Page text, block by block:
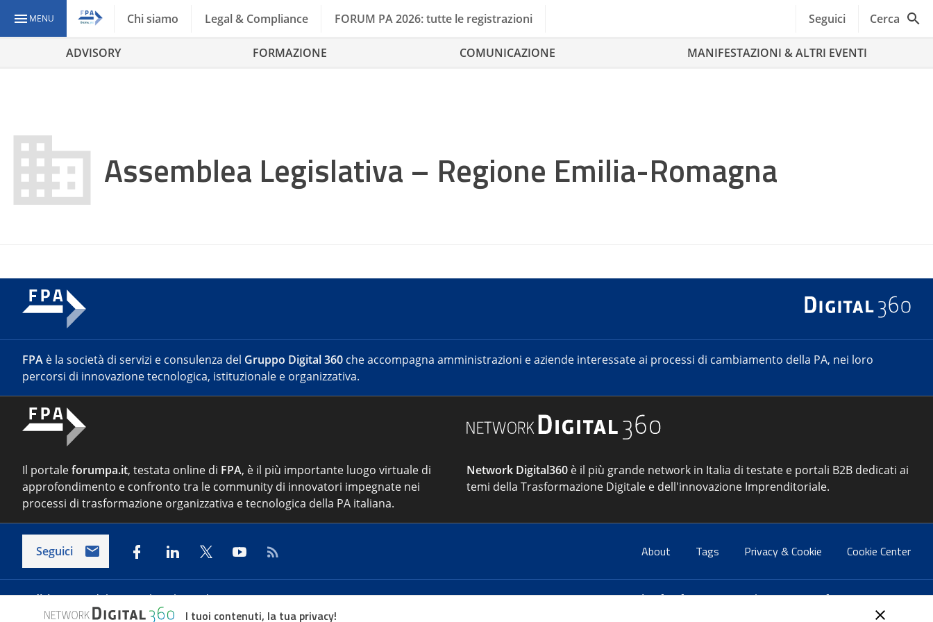
MENU Chi siamo Legal & Compliance FORUM PA 2026: tutte le registrazioni Seguici Cerca
ADVISORY FORMAZIONE COMUNICAZIONE MANIFESTAZIONI & ALTRI EVENTI
Assemblea Legislativa – Regione Emilia-Romagna
FPA è la società di servizi e consulenza del Gruppo Digital 360 che accompagna amministrazioni e aziende interessate ai processi di cambiamento della PA, nei loro
percorsi di innovazione tecnologica, istituzionale e organizzativa.
Il portaleforumpa.it, testata online di FPA, è il più importante luogo virtuale di
approfondimento e confronto tra le community di innovatori impegnate nei
processi di trasformazione organizzativa e tecnologica della PA italiana.
Network Digital360 è il più grande network in Italia di testate e portali B2B dedicati ai
temi della Trasformazione Digitale e dell'innovazione Imprenditoriale.
Seguici About Tags Privacy & Cookie Cookie Center
Indirizzo:Via del Porto Fluviale 67/d – 00154 Roma Contatti:info@forumpa.it- tel. 06 684251 - fax. 06 68425433
I tuoi contenuti, la tua privacy!